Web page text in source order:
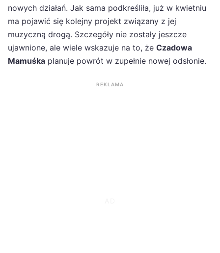
nowych działań. Jak sama podkreśliła, już w kwietniu
ma pojawić się kolejny projekt związany z jej
muzyczną drogą. Szczegóły nie zostały jeszcze
ujawnione, ale wiele wskazuje na to, że Czadowa
Mamuśka planuje powrót w zupełnie nowej odsłonie.
REKLAMA